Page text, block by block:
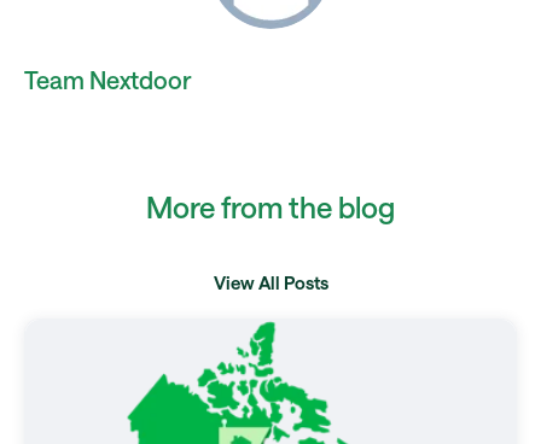
Team Nextdoor
More from the blog
View All Posts